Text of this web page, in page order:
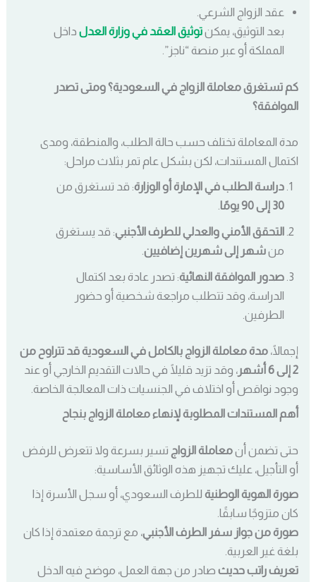
عقد الزواج الشرعي.
بعد التوثيق، يمكنتوثيق العقد في وزارة العدل داخل
المملكة أو عبر منصة “ناجز”.
كم تستغرق معاملة الزواج في السعودية؟ ومتى تصدر
الموافقة؟
مدة المعاملة تختلف حسب حالة الطلب، والمنطقة، ومدى
اكتمال المستندات، لكن بشكل عام تمر بثلاث مراحل:
دراسة الطلب في الإمارة أو الوزارة: قد تستغرق من
30 إلى 90 يومًا
التحقق الأمني والعدلي للطرف الأجنبي: قد يستغرق
منشهر إلى شهرين إضافيين
صدور الموافقة النهائية: تصدر عادة بعد اكتمال
الدراسة، وقد تتطلب مراجعة شخصية أو حضور
الطرفين.
إجمالًا،مدة معاملة الزواج بالكامل في السعودية قد تتراوح من
2 إلى 6 أشهر
، وقد تزيد قليلًا في حالات التقديم الخارجي أو عند
وجود نواقص أو اختلاف في الجنسيات ذات المعالجة الخاصة.
أهم المستندات المطلوبة لإنهاء معاملة الزواج بنجاح
حتى تضمن أنمعاملة الزواج تسير بسرعة ولا تتعرض للرفض
أو التأجيل، عليك تجهيز هذه الوثائق الأساسية:
صورة الهوية الوطنية للطرف السعودي، أو سجل الأسرة إذا
كان متزوجًا سابقًا.
صورة من جواز سفر الطرف الأجنبي، مع ترجمة معتمدة إذا كان
بلغة غير العربية.
تعريف راتب حديث صادر من جهة العمل، موضح فيه الدخل